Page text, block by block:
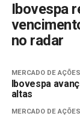
Ibovespa
no radar
MERCADO DE AÇÕES
Ibovespa
altas
MERCADO DE AÇÕES